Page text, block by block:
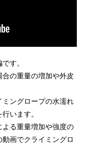
す。
の重量の増加や外皮
ングロープの水濡れ
います。
よる重量増加や強度の
画でクライミングロ